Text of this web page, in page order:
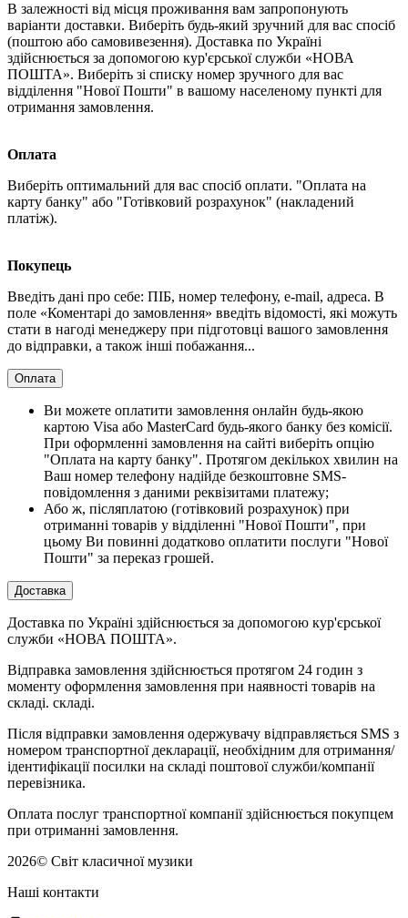
В залежності від місця проживання вам запропонують
варіанти доставки. Виберіть будь-який зручний для вас спосіб
(поштою або самовивезення). Доставка по Україні
здійснюється за допомогою кур'єрської служби «НОВА
ПОШТА». Виберіть зі списку номер зручного для вас
відділення "Нової Пошти" в вашому населеному пункті для
отримання замовлення.
Оплата
Виберіть оптимальний для вас спосіб оплати. "Оплата на
карту банку" або "Готівковий розрахунок" (накладений
платіж).
Покупець
Введіть дані про себе: ПІБ, номер телефону, e-mail, адреса. В
поле «Коментарі до замовлення» введіть відомості, які можуть
стати в нагоді менеджеру при підготовці вашого замовлення
до відправки, а також інші побажання...
Оплата
Ви можете оплатити замовлення онлайн будь-якою
картою Visa або MasterCard будь-якого банку без комісії.
При оформленні замовлення на сайті виберіть опцію
"Оплата на карту банку". Протягом декількох хвилин на
Ваш номер телефону надійде безкоштовне SMS-
повідомлення з даними реквізитами платежу;
Або ж, післяплатою (готівковий розрахунок) при
отриманні товарів у відділенні "Нової Пошти", при
цьому Ви повинні додатково оплатити послуги "Нової
Пошти" за переказ грошей.
Доставка
Доставка по Україні здійснюється за допомогою кур'єрської
служби «НОВА ПОШТА».
Відправка замовлення здійснюється протягом 24 годин з
моменту оформлення замовлення при наявності товарів на
складі. складі.
Після відправки замовлення одержувачу відправляється SMS з
номером транспортної декларації, необхідним для отримання/
ідентифікації посилки на складі поштової служби/компанії
перевізника.
Оплата послуг транспортної компанії здійснюється покупцем
при отриманні замовлення.
2026© Світ класичної музики
Наші контакти